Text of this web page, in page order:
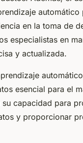
automático
en la toma de
especialistas en
y actualizada.
esencial para el
capacidad para
y proporcionar